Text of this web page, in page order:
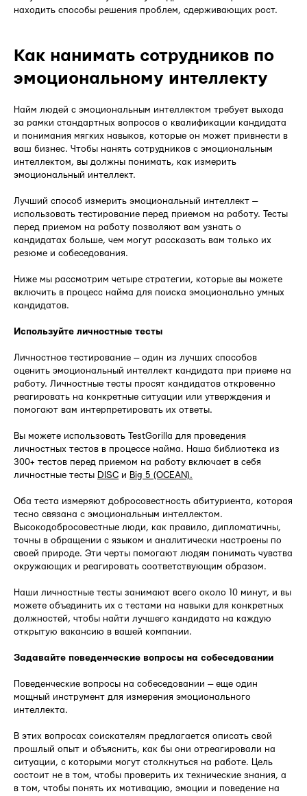
находить способы решения проблем, сдерживающих рост.
Как нанимать сотрудников по
эмоциональному интеллекту
Найм людей с эмоциональным интеллектом требует выхода
за рамки стандартных вопросов о квалификации кандидата
и понимания мягких навыков, которые он может привнести в
ваш бизнес. Чтобы нанять сотрудников с эмоциональным
интеллектом, вы должны понимать, как измерить
эмоциональный интеллект.
Лучший способ измерить эмоциональный интеллект —
использовать тестирование перед приемом на работу. Тесты
перед приемом на работу позволяют вам узнать о
кандидатах больше, чем могут рассказать вам только их
резюме и собеседования.
Ниже мы рассмотрим четыре стратегии, которые вы можете
включить в процесс найма для поиска эмоционально умных
кандидатов.
Используйте личностные тесты
Личностное тестирование — один из лучших способов
оценить эмоциональный интеллект кандидата при приеме на
работу. Личностные тесты просят кандидатов откровенно
реагировать на конкретные ситуации или утверждения и
помогают вам интерпретировать их ответы.
Вы можете использовать TestGorilla для проведения
личностных тестов в процессе найма. Наша библиотека из
300+ тестов перед приемом на работу включает в себя
личностные тесты DISC и Big 5 (OCEAN).
Оба теста измеряют добросовестность абитуриента, которая
тесно связана с эмоциональным интеллектом.
Высокодобросовестные люди, как правило, дипломатичны,
точны в обращении с языком и аналитически настроены по
своей природе. Эти черты помогают людям понимать чувства
окружающих и реагировать соответствующим образом.
Наши личностные тесты занимают всего около 10 минут, и вы
можете объединить их с тестами на навыки для конкретных
должностей, чтобы найти лучшего кандидата на каждую
открытую вакансию в вашей компании.
Задавайте поведенческие вопросы на собеседовании
Поведенческие вопросы на собеседовании — еще один
мощный инструмент для измерения эмоционального
интеллекта.
В этих вопросах соискателям предлагается описать свой
прошлый опыт и объяснить, как бы они отреагировали на
ситуации, с которыми могут столкнуться на работе. Цель
состоит не в том, чтобы проверить их технические знания, а
в том, чтобы понять их мотивацию, эмоции и поведение на